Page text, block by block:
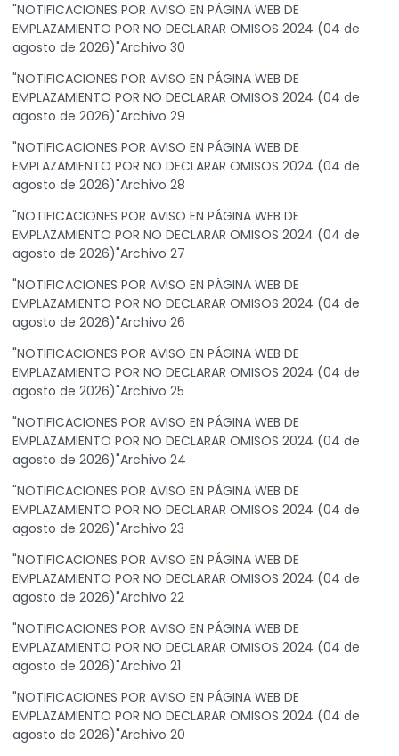
"NOTIFICACIONES POR AVISO EN PÁGINA WEB DE
EMPLAZAMIENTO POR NO DECLARAR OMISOS 2024 (04 de
agosto de 2026)"Archivo 30
"NOTIFICACIONES POR AVISO EN PÁGINA WEB DE
EMPLAZAMIENTO POR NO DECLARAR OMISOS 2024 (04 de
agosto de 2026)"Archivo 29
"NOTIFICACIONES POR AVISO EN PÁGINA WEB DE
EMPLAZAMIENTO POR NO DECLARAR OMISOS 2024 (04 de
agosto de 2026)"Archivo 28
"NOTIFICACIONES POR AVISO EN PÁGINA WEB DE
EMPLAZAMIENTO POR NO DECLARAR OMISOS 2024 (04 de
agosto de 2026)"Archivo 27
"NOTIFICACIONES POR AVISO EN PÁGINA WEB DE
EMPLAZAMIENTO POR NO DECLARAR OMISOS 2024 (04 de
agosto de 2026)"Archivo 26
"NOTIFICACIONES POR AVISO EN PÁGINA WEB DE
EMPLAZAMIENTO POR NO DECLARAR OMISOS 2024 (04 de
agosto de 2026)"Archivo 25
"NOTIFICACIONES POR AVISO EN PÁGINA WEB DE
EMPLAZAMIENTO POR NO DECLARAR OMISOS 2024 (04 de
agosto de 2026)"Archivo 24
"NOTIFICACIONES POR AVISO EN PÁGINA WEB DE
EMPLAZAMIENTO POR NO DECLARAR OMISOS 2024 (04 de
agosto de 2026)"Archivo 23
"NOTIFICACIONES POR AVISO EN PÁGINA WEB DE
EMPLAZAMIENTO POR NO DECLARAR OMISOS 2024 (04 de
agosto de 2026)"Archivo 22
"NOTIFICACIONES POR AVISO EN PÁGINA WEB DE
EMPLAZAMIENTO POR NO DECLARAR OMISOS 2024 (04 de
agosto de 2026)"Archivo 21
"NOTIFICACIONES POR AVISO EN PÁGINA WEB DE
EMPLAZAMIENTO POR NO DECLARAR OMISOS 2024 (04 de
agosto de 2026)"Archivo 20